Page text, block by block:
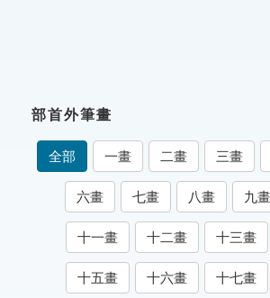
成語故事
索引選單
知識索引
單字索引
生命大百科索引
部首外筆畫
全部 一畫 二畫 三畫
六畫 七畫 八畫 九畫
十一畫 十二畫 十三畫
十五畫 十六畫 十七畫